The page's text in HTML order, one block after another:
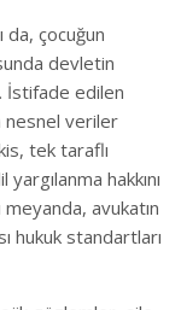
da, çocuğun
devletin
İstifade edilen
nesnel veriler
tek taraflı
hakkını
meyanda, avukatın
hukuk standartları